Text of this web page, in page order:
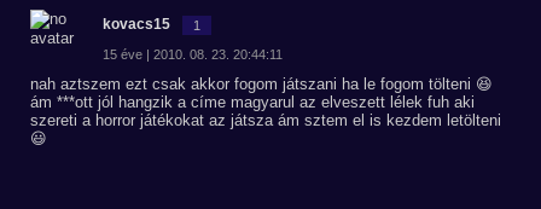
kovacs15 1
15 éve | 2010. 08. 23. 20:44:11
nah aztszem ezt csak akkor fogom játszani ha le fogom tölteni 😆
ám ***ott jól hangzik a címe magyarul az elveszett lélek fuh aki
szereti a horror játékokat az játsza ám sztem el is kezdem letölteni
😃